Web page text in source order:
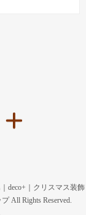
deco+｜クリスマス装飾
All Rights Reserved.